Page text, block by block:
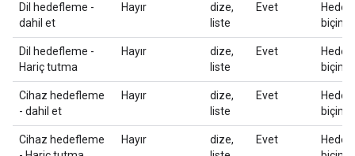
Dil hedefleme -
dahil et
Hayır
dize,
liste
Evet
biçimi
Dil hedefleme -
Hariç tutma
Hayır
dize,
liste
Evet
biçimi
Cihaz hedefleme
- dahil et
Hayır
dize,
liste
Evet
biçimi
Cihaz hedefleme
Hayır
dize,
Evet